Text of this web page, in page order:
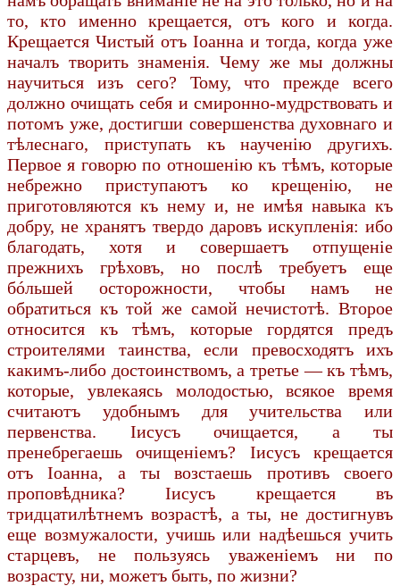
то, кто именно крещается, отъ кого и когда.
Крещается Чистый отъ Іоанна и тогда, когда уже
началъ творить знаменія. Чему же мы должны
научиться изъ сего? Тому, что прежде всего
должно очищать себя и смиронно-мудрствовать и
потомъ уже, достигши совершенства духовнаго и
тѣлеснаго, приступать къ наученію другихъ.
Первое я говорю по отношенію къ тѣмъ, которые
небрежно приступаютъ ко крещенію, не
приготовляются къ нему и, не имѣя навыка къ
добру, не хранятъ твердо даровъ искупленія: ибо
благодать, хотя и совершаетъ отпущеніе
прежнихъ грѣховъ, но послѣ требуетъ еще
бóльшей осторожности, чтобы намъ не
обратиться къ той же самой нечистотѣ. Второе
относится къ тѣмъ, которые гордятся предъ
строителями таинства, если превосходятъ ихъ
какимъ-либо достоинствомъ, а третье — къ тѣмъ,
которые, увлекаясь молодостью, всякое время
считаютъ удобнымъ для учительства или
первенства. Іисусъ очищается, а ты
пренебрегаешь очищеніемъ? Іисусъ крещается
отъ Іоанна, а ты возстаешь противъ своего
проповѣдника? Іисусъ крещается въ
тридцатилѣтнемъ возрастѣ, а ты, не достигнувъ
еще возмужалости, учишь или надѣешься учить
старцевъ, не пользуясь уваженіемъ ни по
возрасту, ни, можетъ быть, по жизни?